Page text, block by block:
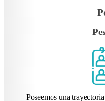
Poseemos una